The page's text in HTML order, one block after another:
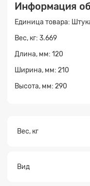
Информация
Единица товара:
Вес, кг: 3.669
Длина, мм: 120
Ширина, мм: 210
Высота, мм: 290
Вес, кг
Вид